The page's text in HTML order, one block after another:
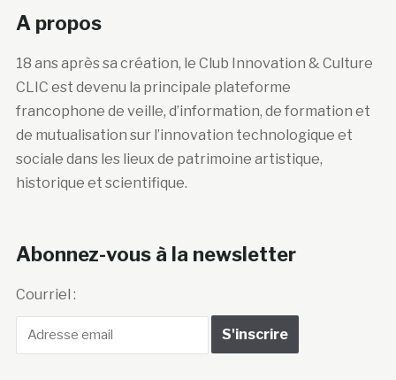
A propos
18 ans après sa création, le Club Innovation & Culture
CLIC est devenu la principale plateforme
francophone de veille, d’information, de formation et
de mutualisation sur l’innovation technologique et
sociale dans les lieux de patrimoine artistique,
historique et scientifique.
Abonnez-vous à la newsletter
Courriel :